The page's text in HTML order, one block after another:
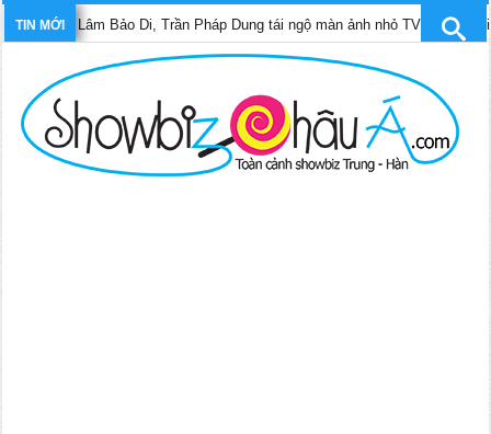
TIN MỚI
Di, Trần Pháp Dung tái ngộ màn ảnh nhỏ TVB trong phim “Trinh sát hình